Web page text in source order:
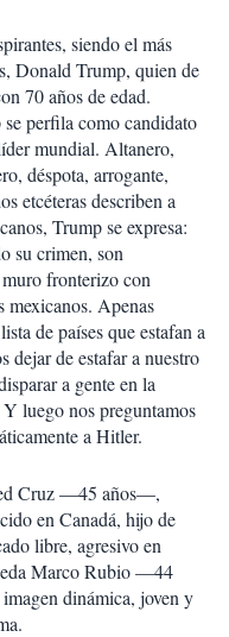
siendo el más
Donald Trump, quien de
70 años de edad.
perfila como candidato
mundial. Altanero,
déspota, arrogante,
etcéteras describen a
Trump se expresa:
su crimen, son
fronterizo con
mexicanos. Apenas
de países que estafan a
dejar de estafar a nuestro
a gente en la
luego nos preguntamos
a Hitler.
Cruz —45 años—,
en Canadá, hijo de
libre, agresivo en
Marco Rubio —44
dinámica, joven y